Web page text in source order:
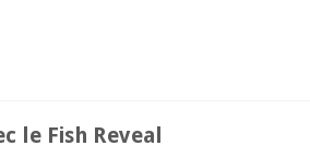
le Fish Reveal